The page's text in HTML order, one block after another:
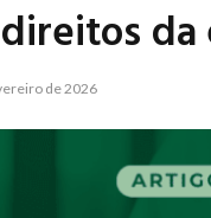
de 2026